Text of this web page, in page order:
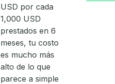
USD por cada
1,000 USD
prestados en 6
meses, tu costo
es mucho más
alto de lo que
parece a simple